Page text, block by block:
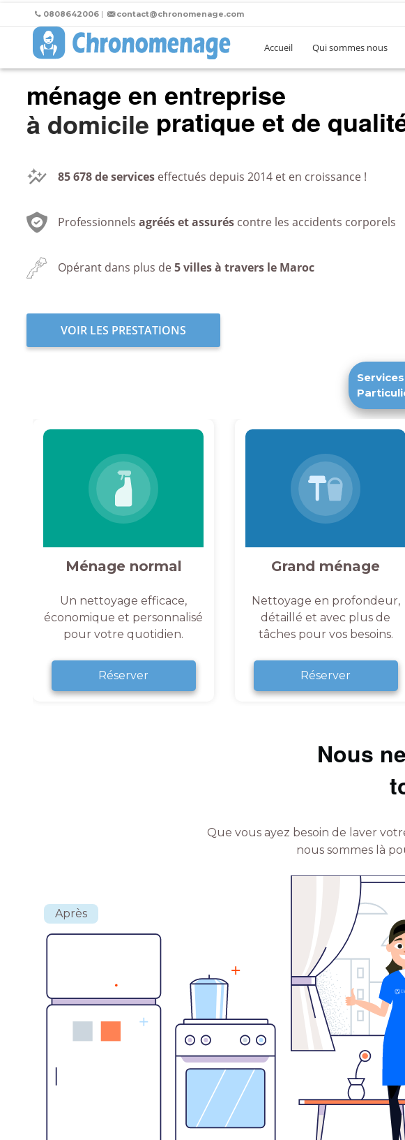
0808642006 | contact@chronomenage.com
Accueil Qui sommes nous
ménage en entreprise
au bureaupratique et de qualité
85 678de services effectués depuis 2014 et en croissance !
Professionnels agréés et assurés contre les accidents corporels
Opérant dans plus de5 villes à travers le Maroc
VOIR LES PRESTATIONS
Ménage normal
Un nettoyage efficace,
économique et personnalisé
pour votre quotidien.
Réserver
Grand ménage
Nettoyage en profondeur,
détaillé et avec plus de
tâches pour vos besoins.
Réserver
Nous
Que vous ayez besoin de laver
nous sommes là